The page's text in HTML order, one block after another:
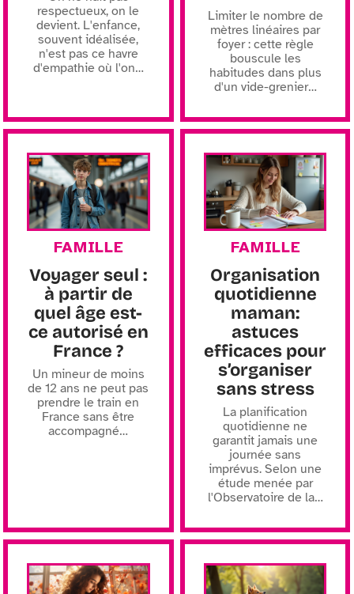
respectueux, on le
devient. L'enfance,
souvent idéalisée,
n'est pas ce havre
d'empathie où l'on…
Limiter le nombre de
mètres linéaires par
foyer : cette règle
bouscule les
habitudes dans plus
d'un vide-grenier…
FAMILLE
Voyager seul :
à partir de
quel âge est-
ce autorisé en
France ?
Un mineur de moins
de 12 ans ne peut pas
prendre le train en
France sans être
accompagné…
FAMILLE
Organisation
quotidienne
maman:
astuces
efficaces pour
s’organiser
sans stress
La planification
quotidienne ne
garantit jamais une
journée sans
imprévus. Selon une
étude menée par
l'Observatoire de la…